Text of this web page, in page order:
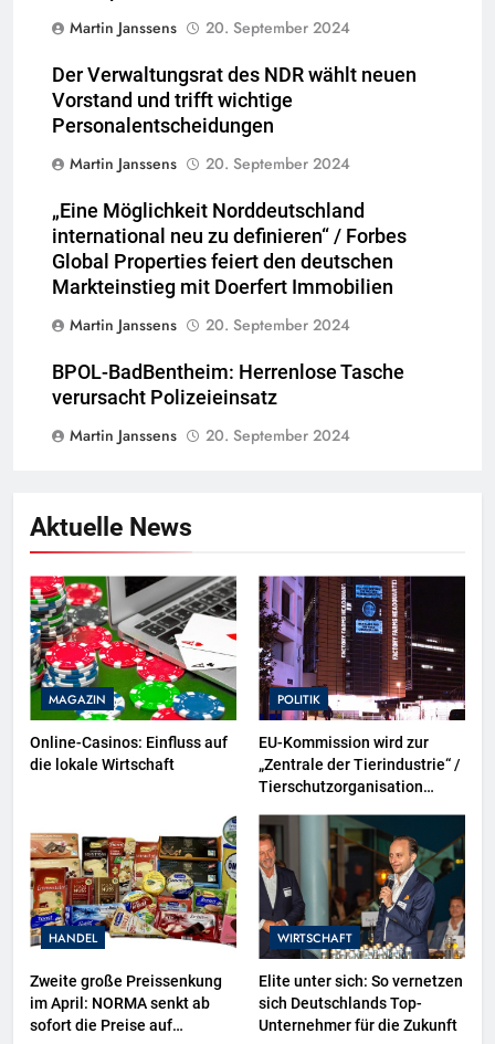
Martin Janssens
20. September 2024
Der Verwaltungsrat des NDR wählt neuen
Vorstand und trifft wichtige
Personalentscheidungen
Martin Janssens
20. September 2024
„Eine Möglichkeit Norddeutschland
international neu zu definieren“ / Forbes
Global Properties feiert den deutschen
Markteinstieg mit Doerfert Immobilien
Martin Janssens
20. September 2024
BPOL-BadBentheim: Herrenlose Tasche
verursacht Polizeieinsatz
Martin Janssens
20. September 2024
Aktuelle News
MAGAZIN
Online-Casinos: Einfluss auf
die lokale Wirtschaft
POLITIK
EU-Kommission wird zur
„Zentrale der Tierindustrie“ /
Tierschutzorganisation
Projektion in Brüssel die
Nähe der EU-Kommission zur
Tierindustrie an
HANDEL
Zweite große Preissenkung
im April: NORMA senkt ab
sofort die Preise auf
WIRTSCHAFT
Elite unter sich: So vernetzen
sich Deutschlands Top-
Unternehmer für die Zukunft